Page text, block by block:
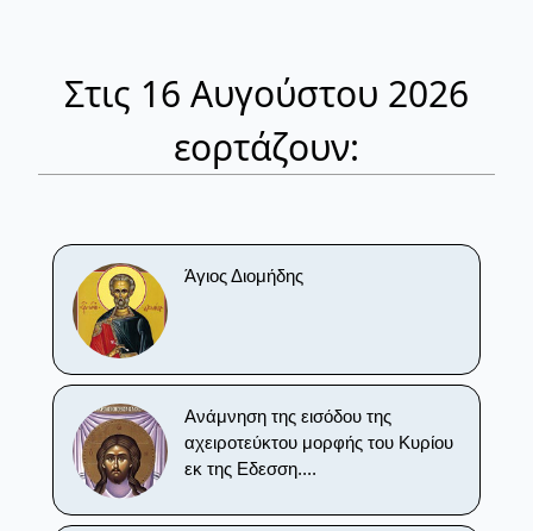
Στις 16 Αυγούστου 2026
εορτάζουν:
Άγιος Διομήδης
Ανάμνηση της εισόδου της
αχειροτεύκτου μορφής του Κυρίου
εκ της Εδεσση....